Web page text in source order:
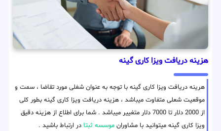
هزینه دریافت ویزا کاری گینه
هرینه دریافت ویزا کاری گینه با توجه به عنوان شغلی مورد تقاضا ، سمت و
موقعیت شعلی متفاوت میباشد ، هزینه دریافت ویزا کاری گینه بطور کلی
از 2000 دلار تا 7000 دلار متغییر میباشد . شما برای اطلاع از هزینه دقیق
ویزا کاری گینه میتوانید با مشاوران موسسه ثبتا در ارتباط باشید .